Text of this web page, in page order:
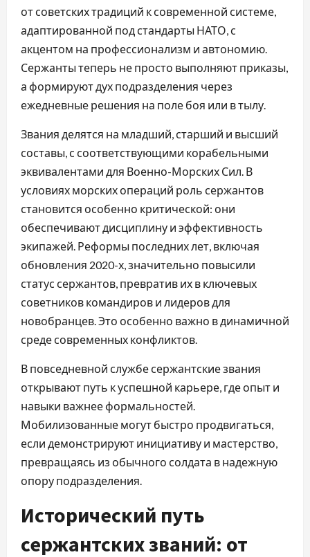
от советских традиций к современной системе,
адаптированной под стандарты НАТО, с
акцентом на профессионализм и автономию.
Сержанты теперь не просто выполняют приказы,
а формируют дух подразделения через
ежедневные решения на поле боя или в тылу.
Звания делятся на младший, старший и высший
составы, с соответствующими корабельными
эквивалентами для Военно-Морских Сил. В
условиях морских операций роль сержантов
становится особенно критической: они
обеспечивают дисциплину и эффективность
экипажей. Реформы последних лет, включая
обновления 2020-х, значительно повысили
статус сержантов, превратив их в ключевых
советников командиров и лидеров для
новобранцев. Это особенно важно в динамичной
среде современных конфликтов.
В повседневной службе сержантские звания
открывают путь к успешной карьере, где опыт и
навыки важнее формальностей.
Мобилизованные могут быстро продвигаться,
если демонстрируют инициативу и мастерство,
превращаясь из обычного солдата в надежную
опору подразделения.
Исторический путь
сержантских званий: от